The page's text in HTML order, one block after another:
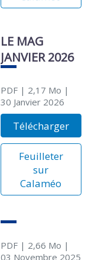
LE MAG
JANVIER 2026
PDF| 2,17 Mo |
30 Janvier 2026
Télécharger
Feuilleter
sur
Calaméo
PDF| 2,66 Mo |
03 Novembre 2025